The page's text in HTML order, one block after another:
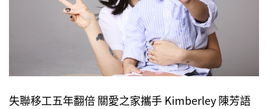
新聞網、CTWANT、yahoo新聞（台灣新生報轉載）、…
失聯移工五年翻倍 關愛之家攜手 Kimberley 陳芳語